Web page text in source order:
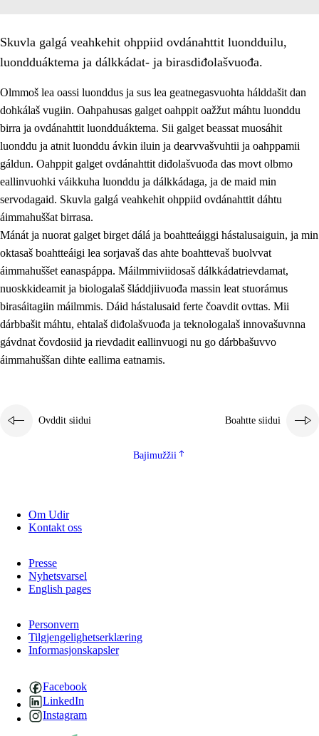
1. Oahpahusa árvovuođđu
1.1 Olmmošárvu
1.2 Identitehta ja kultuvrralaš girjáivuohta
1.3 Kritihkalaš jurddašeapmi ja ehtalaš diđolašvuohta
1.4 Hutkanillu, beroštupmi ja suokkardanhuovva
1.5 Luondduákten ja birasdiđolašvuohta
Demokratiija ja mielváikkuheapmi
Skuvla galgá veahkehit ohppiid ovdánahttit luondduilu,
luondduáktema ja dálkkádat- ja birasdiđolašvuođa.
Olmmoš lea oassi luonddus ja sus lea geatnegasvuohta hálddašit dan
dohkálaš vugiin. Oahpahusas galget oahppit oažžut máhtu luonddu
birra ja ovdánahttit luondduáktema. Sii galget beassat muosáhit
luonddu ja atnit luonddu ávkin iluin ja dearvvašvuhtii ja oahppamii
gáldun. Oahppit galget ovdánahttit diđolašvuođa das movt olbmo
eallinvuohki váikkuha luonddu ja dálkkádaga, ja de maid min
servodagaid. Skuvla galgá veahkehit ohppiid ovdánahttit dáhtu
áimmahuššat birrasa.
Mánát ja nuorat galget birget dálá ja boahtteáiggi hástalusaiguin, ja min
oktasaš boahtteáigi lea sorjavaš das ahte boahttevaš buolvvat
áimmahuššet eanaspáppa. Máilmmiviidosaš dálkkádatrievdamat,
nuoskkideamit ja biologalaš šláddjiivuođa massin leat stuorámus
birasáitagiin máilmmis. Dáid hástalusaid ferte čoavdit ovttas. Mii
dárbbašit máhtu, ehtalaš diđolašvuođa ja teknologalaš innovašuvnna
gávdnat čovdosiid ja rievdadit eallinvuogi nu go dárbbašuvvo
áimmahuššan dihte eallima eatnamis.
Ovddit siidui Boahtte siidui
Bajimužžii
Om Udir
Kontakt oss
Presse
Nyhetsvarsel
English pages
Personvern
Tilgjengelighetserklæring
Informasjonskapsler
Facebook
LinkedIn
Instagram